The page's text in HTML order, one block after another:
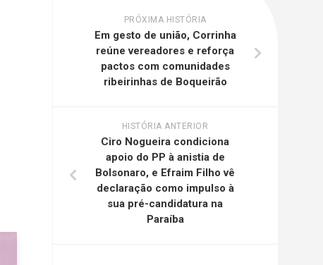
PRÓXIMA HISTÓRIA
Em gesto de união, Corrinha
reúne vereadores e reforça
pactos com comunidades
ribeirinhas de Boqueirão
HISTÓRIA ANTERIOR
Ciro Nogueira condiciona
apoio do PP à anistia de
Bolsonaro, e Efraim Filho vê
declaração como impulso à
sua pré-candidatura na
Paraíba